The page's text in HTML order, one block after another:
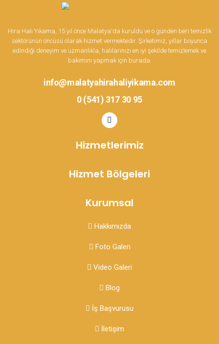
Hira Halı Yıkama, 15 yıl önce Malatya'da kuruldu ve o günden beri temizlik
sektörünün öncüsü olarak hizmet vermektedir. Şirketimiz, yıllar boyunca
edindiği deneyim ve uzmanlıkla, halılarınızı en iyi şekilde temizlemek ve
bakımını yapmak için burada.
info@malatyahirahaliyikama.com
0 (541) 317 30 95
Hizmetlerimiz
Hizmet Bölgeleri
Kurumsal
Hakkımızda
Foto Galeri
Video Galeri
Blog
İş Başvurusu
İletişim